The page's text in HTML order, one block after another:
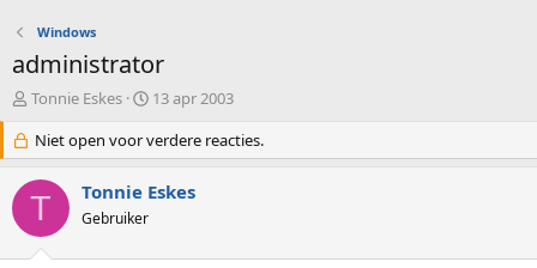
Windows
administrator
O
d
e
r
w
Tonnie Eskes
S
a
r
t
d
13 apr 2003
Niet open voor verdere reacties.
T Tonnie Eskes
Gebruiker